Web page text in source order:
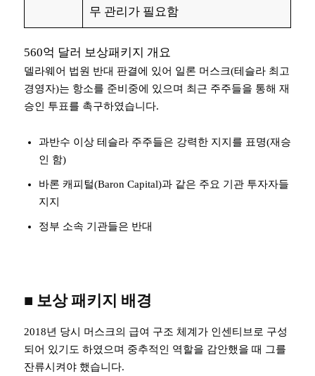
무 관리가 필요함
560억 달러 보상패키지 개요
델라웨어 법원 반대 판결에 있어 일론 머스크(테슬라 최고
경영자)는 항소를 준비중에 있으며 최근 주주들을 통해 재
승인 투표를 촉구하였습니다.
과반수 이상 테슬라 주주들은 강력한 지지를 표명(재승
인 함)
바론 캐피털(Baron Capital)과 같은 주요 기관 투자자들
지지
정부 소속 기관들은 반대
■ 보상 패키지 배경
2018년 당시 머스크의 급여 구조 체계가 인센티브로 구성
되어 있기도 하였으며 중추적인 역할을 감안했을 때 그를
잔류시켜야 했습니다.